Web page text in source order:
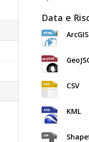
Data e
CSV
KML